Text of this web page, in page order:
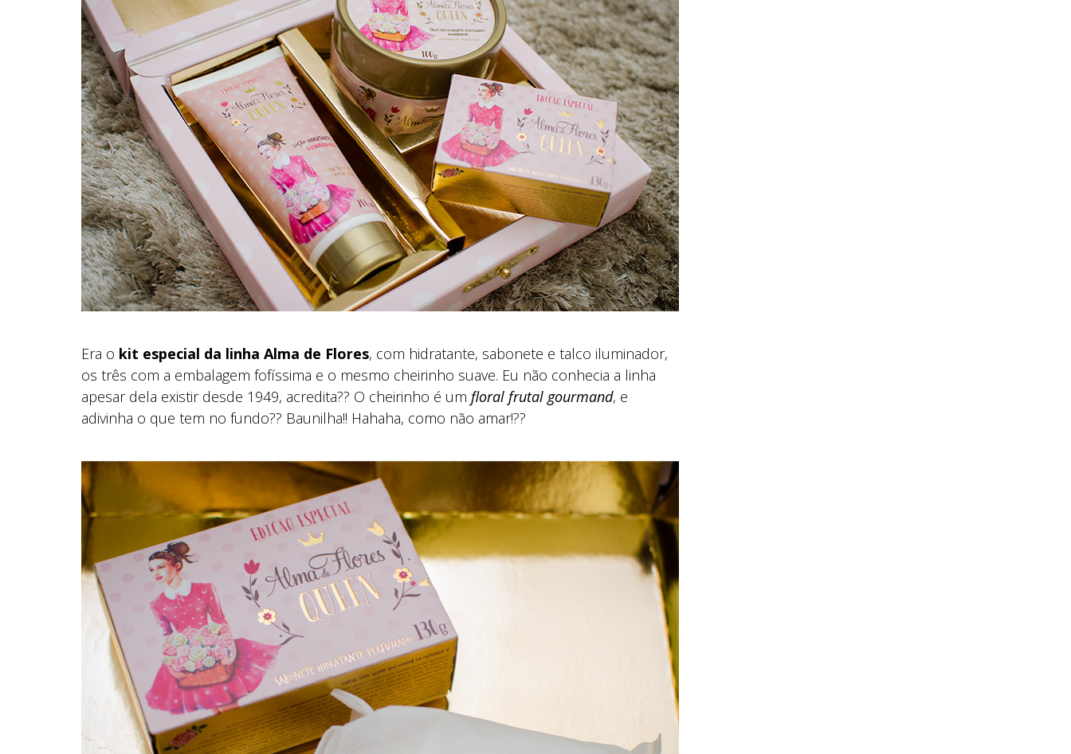
Era o kit especial da linha Alma de Flores, com hidratante, sabonete e talco iluminador,
os três com a embalagem fofíssima e o mesmo cheirinho suave. Eu não conhecia a linha
apesar dela existir desde 1949, acredita?? O cheirinho é um floral frutal gourmand, e
adivinha o que tem no fundo?? Baunilha!! Hahaha, como não amar!??